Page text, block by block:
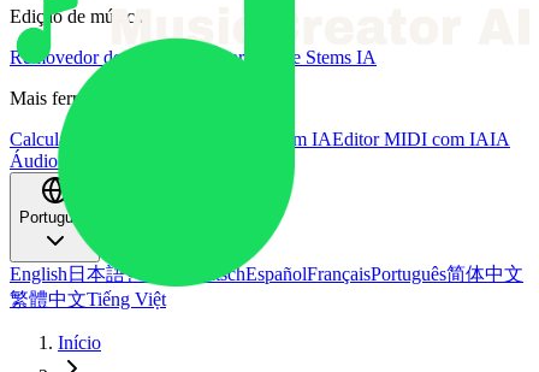
Edição de música
Removedor de Vocais AI
Separador de Stems IA
Mais ferramentas de música
Calculadora de BPM
Masterização com IAEditor MIDI com IAIA
Áudio para MIDI
Português
English 日本語한국어 DeutschEspañolFrançaisPortuguês简体中文
繁體中文Tiếng Việt
Início